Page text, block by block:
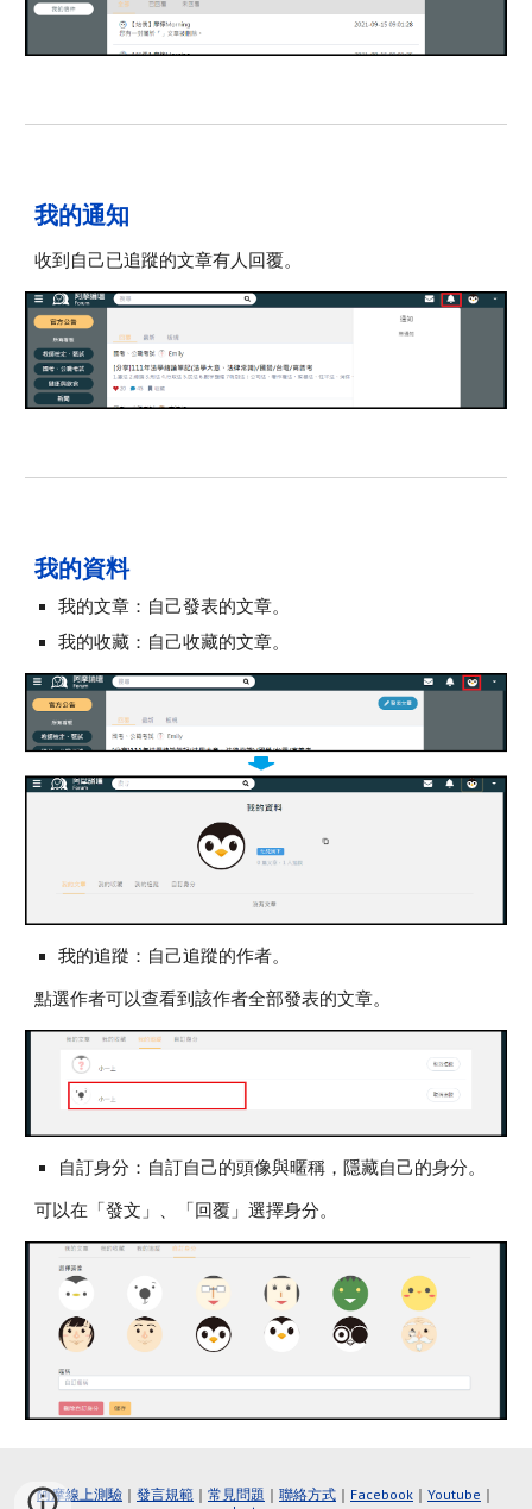
我的通知
收到 自己已追蹤的文章有人回覆。
我的資料
我的文章：自己發表的文章。
我的收藏：自己收藏的文章。
我的追蹤：自己追蹤的作者。
點選作者可以查看到該作者全部發表的文章。
自訂身分：自訂自己的頭像與暱稱，隱藏自己的身分。
可以在「發文」、「回覆」選擇身分。
阿摩線上測驗 ｜ 發言規範 ｜ 常見問題 ｜ 聯絡方式 ｜ Facebook ｜ Youtube ｜